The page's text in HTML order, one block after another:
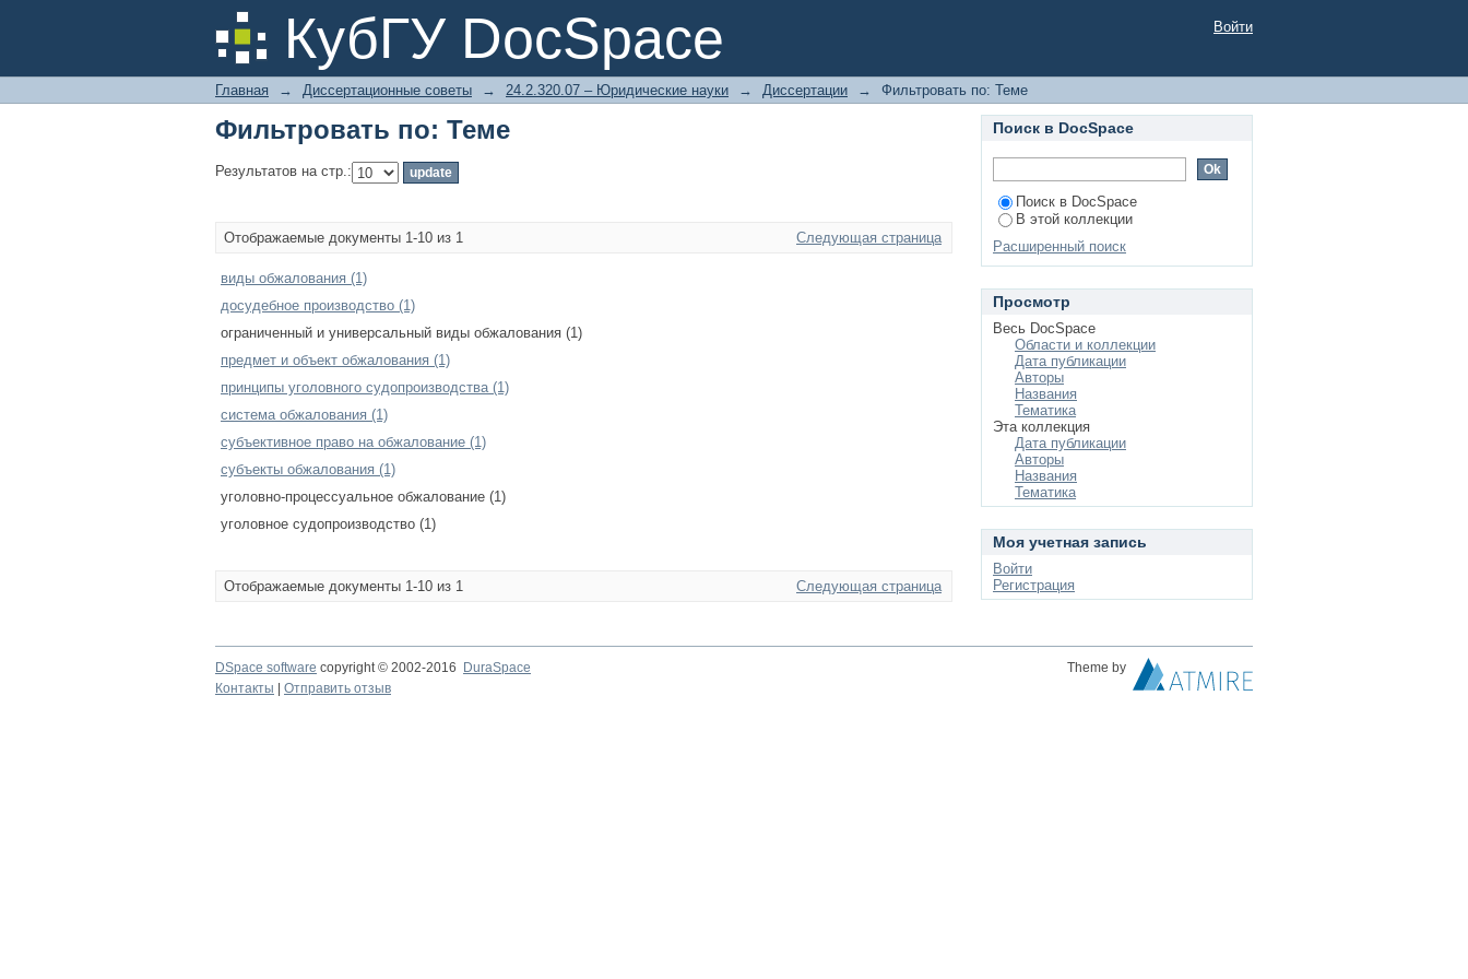
КубГУ DocSpace
Фильтровать по: Теме Войти
Главная → Диссертационные советы → 24.2.320.07 – Юридические науки → Диссертации → Фильтровать по: Теме
Фильтровать по: Теме
Результатов на стр.:
Отображаемые документы 1-10 из 1 Следующая страница
виды обжалования (1)
досудебное производство (1)
ограниченный и универсальный виды обжалования (1)
предмет и объект обжалования (1)
принципы уголовного судопроизводства (1)
система обжалования (1)
субъективное право на обжалование (1)
субъекты обжалования (1)
уголовно-процессуальное обжалование (1)
уголовное судопроизводство (1)
Отображаемые документы 1-10 из 1 Следующая страница
Поиск в DocSpace
Поиск в DocSpace
В этой коллекции
Расширенный поиск
Просмотр
Весь DocSpace
Области и коллекции
Дата публикации
Авторы
Названия
Тематика
Эта коллекция
Дата публикации
Авторы
Названия
Тематика
Моя учетная запись
Войти
Регистрация
DSpace software copyright © 2002-2016 DuraSpace
Theme by
Контакты
Отправить отзыв